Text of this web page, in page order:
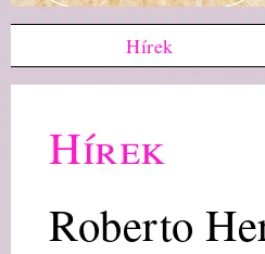
Hírek
Hírek
Roberto